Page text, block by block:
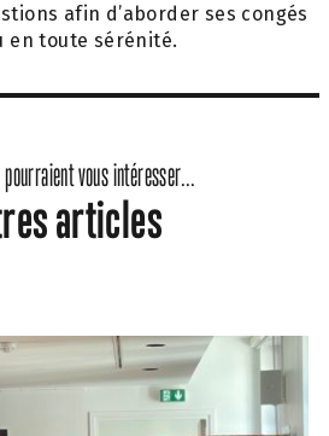
afin d’aborder ses congés
en toute sérénité.
vous intéresser...
articles